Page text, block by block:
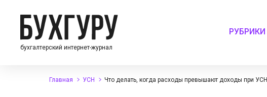
бухгалтерский интернет-журнал
РУБРИКИ
Главная УСН Что делать, когда расходы превышают доходы при УСН